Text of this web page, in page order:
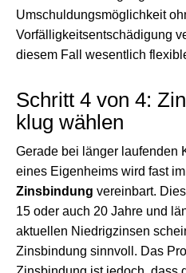
Umschuldungsmöglichkeit
Vorfälligkeitsentschädigung
diesem Fall wesentlich
Schritt 4 von 4:
klug wählen
Gerade bei länger laufenden
eines Eigenheims wird fast
Zinsbindung vereinbart.
15 oder auch 20 Jahre und
aktuellen Niedrigzinsen
Zinsbindung sinnvoll. Das